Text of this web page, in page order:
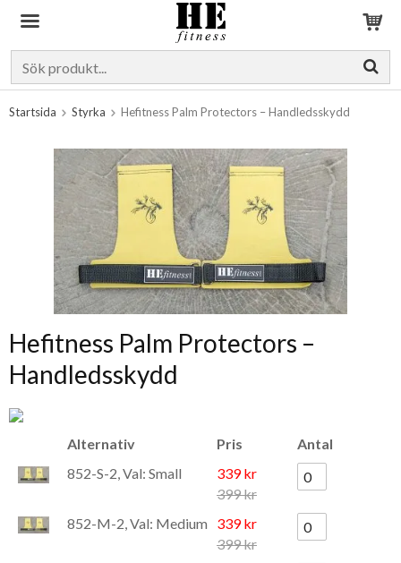
Startsida Styrka Hefitness Palm Protectors – Handledsskydd
Hefitness Palm Protectors –
Handledsskydd
Alternativ Pris
Antal
852-S-2, Val: Small
339 kr
399 kr
852-M-2, Val: Medium
339 kr
399 kr